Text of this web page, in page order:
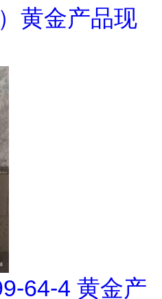
黄金产品现
64-4 黄金产